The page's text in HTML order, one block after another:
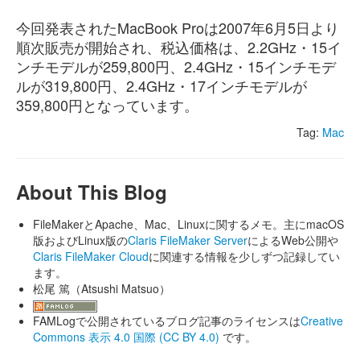
今回発表されたMacBook Proは2007年6月5日より
順次販売が開始され、税込価格は、2.2GHz・15イ
ンチモデルが259,800円、2.4GHz・15インチモデ
ルが319,800円、2.4GHz・17インチモデルが
359,800円となっています。
Tag: Mac
About This Blog
FileMakerとApache、Mac、Linuxに関するメモ。主にmacOS
版およびLinux版のClaris FileMaker ServerによるWeb公開や
Claris FileMaker Cloudに関連する情報を少しずつ記録してい
ます。
松尾 篤（Atsushi Matsuo）
FAMLogで公開されているブログ記事のライセンスはCreative
Commons 表示 4.0 国際 (CC BY 4.0) です。